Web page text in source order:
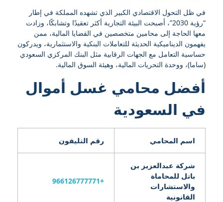
في ظل التحول الاقتصادي الكبير الذي تشهده المملكة في إطار
“رؤية 2030”، أصبحت البيئة التجارية أكثر تعقيدًا وتشابكًا، وزادت
معها الحاجة إلى محامين متخصصين في القضايا المالية، ممن
يفهمون الديناميكية الحديثة للتعاملات البنكية والاستثمارية، ويدركون
حساسية التعامل مع الجهات الرقابية مثل البنك المركزي السعودي
(ساما)، ووحدة التحريات المالية، وهيئة السوق المالية.
أفضل محامي غسل أموال
في السعودية
اسم المحامي رقم التليفون
شركة عبدالعزيز بن
باتل للمحاماة
والاستشارات
القانونية
+966126777771